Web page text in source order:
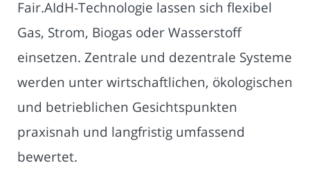
Fair.AIdH-Technologie lassen sich flexibel
Gas, Strom, Biogas oder Wasserstoff
einsetzen. Zentrale und dezentrale Systeme
werden unter wirtschaftlichen, ökologischen
und betrieblichen Gesichtspunkten
praxisnah und langfristig umfassend
bewertet.